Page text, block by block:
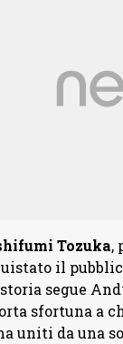
Tozuka,
il
storia segue
sfortuna a
uniti da una